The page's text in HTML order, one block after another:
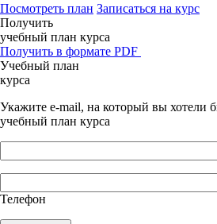
Посмотреть план Записаться на курс
Получить
учебный план курса
Получить в формате PDF
Учебный план
курса
Укажите e-mail, на который вы хотели
учебный план курса
Телефон